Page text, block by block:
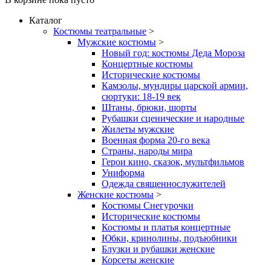
Каталог
Костюмы театральные >
Мужские костюмы >
Новый год: костюмы Деда Мороза
Концертные костюмы
Исторические костюмы
Камзолы, мундиры царской армии,
сюртуки: 18-19 век
Штаны, брюки, шорты
Рубашки сценические и народные
Жилеты мужские
Военная форма 20-го века
Страны, народы мира
Герои кино, сказок, мультфильмов
Униформа
Одежда священнослужителей
Женские костюмы >
Костюмы Снегурочки
Исторические костюмы
Костюмы и платья концертные
Юбки, кринолины, подъюбники
Блузки и рубашки женские
Корсеты женские